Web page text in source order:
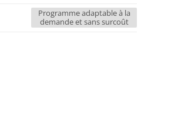
Programme adaptable à la
demande et sans surcoût